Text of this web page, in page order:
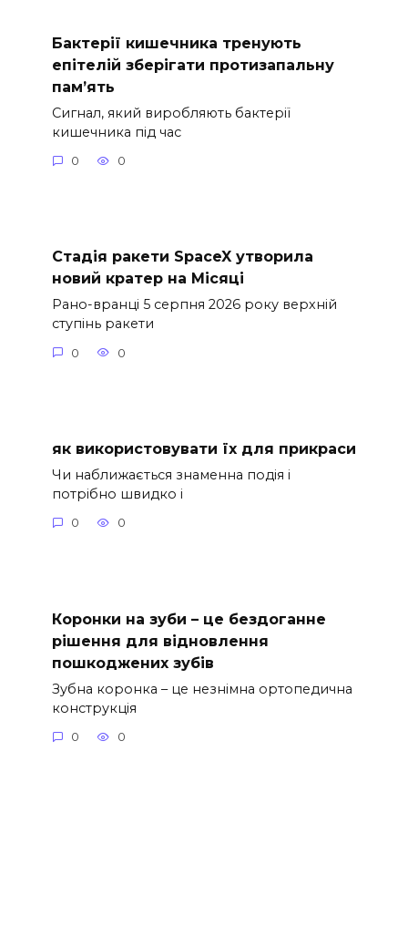
Бактерії кишечника тренують
епітелій зберігати протизапальну
пам’ять
Сигнал, який виробляють бактерії
кишечника під час
0 0
Стадія ракети SpaceX утворила
новий кратер на Місяці
Рано-вранці 5 серпня 2026 року верхній
ступінь ракети
0 0
як використовувати їх для прикраси
Чи наближається знаменна подія і
потрібно швидко і
0 0
Коронки на зуби – це бездоганне
рішення для відновлення
пошкоджених зубів
Зубна коронка – це незнімна ортопедична
конструкція
0 0